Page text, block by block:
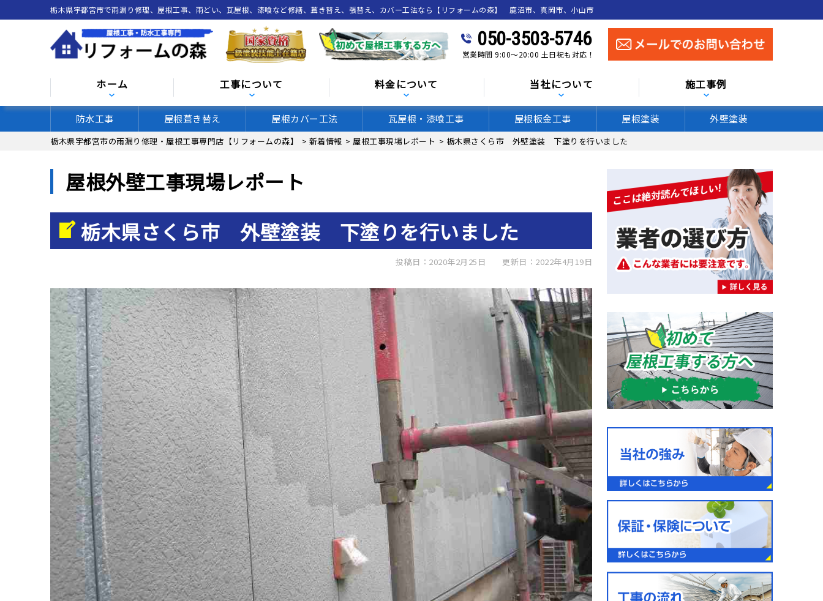
栃木県宇都宮市で雨漏り修理、屋根工事、雨どい、瓦屋根、漆喰など修繕、葺き替え、張替え、カバー工法なら【リフォームの森】 鹿沼市、真岡市、小山市
050-3503-5746
営業時間 9:00～20:00 土日祝も対応！
ホーム 工事について 料金について 当社について 施工事例
防水工事 屋根葺き替え 屋根カバー工法 瓦屋根・漆喰工事 屋根板金工事 屋根塗装 外壁塗装
栃木県宇都宮市の雨漏り修理・屋根工事専門店【リフォームの森】 > 新着情報 > 屋根工事現場レポート > 栃木県さくら市 外壁塗装 下塗りを行いました
屋根外壁工事現場レポート
栃木県さくら市 外壁塗装 下塗りを行いました
投稿日：2020年2月25日 更新日：2022年4月19日